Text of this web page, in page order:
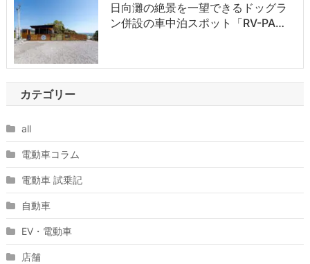
日向灘の絶景を一望できるドッグラ
ン併設の車中泊スポット「RV-PA…
カテゴリー
all
電動車コラム
電動車 試乗記
自動車
EV・電動車
店舗